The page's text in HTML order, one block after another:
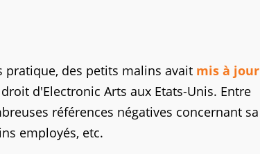
pratique, des petits malins avait mis à jour
d'Electronic Arts aux Etats-Unis. Entre
références négatives concernant sa
employés, etc.